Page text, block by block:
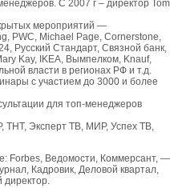
С 2007 г – директор Tom
мероприятий —
PWC, Michael Page, Cornerstone,
Русский Стандарт, Связной банк,
Kay, IKEA, Вымпелком, Knauf,
власти в регионах РФ и т.д.
с участием до 3000 и более
для топ-менеджеров
ТНТ, Эксперт ТВ, МИР, Успех ТВ,
Forbes, Ведомости, Коммерсант, —
Кадровик, Деловой квартал,
директор.